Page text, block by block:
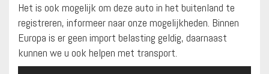
Het is ook mogelijk om deze auto in het buitenland te
registreren, informeer naar onze mogelijkheden. Binnen
Europa is er geen import belasting geldig, daarnaast
kunnen we u ook helpen met transport.